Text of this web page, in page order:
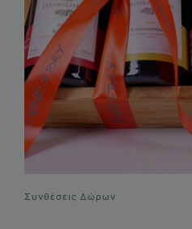
Συνθέσεις Δώρων
Επικοινωνία
Συνθέσεις Δώρων